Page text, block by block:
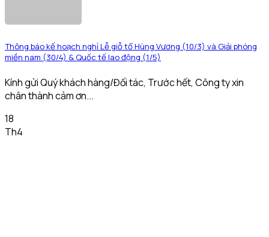
Thông báo kế hoạch nghỉ Lễ giỗ tổ Hùng Vương (10/3) và Giải phóng
miền nam (30/4) & Quốc tế lao động (1/5)
Kính gửi Quý khách hàng/Đối tác, Trước hết, Công ty xin
chân thành cảm ơn...
18
Th4